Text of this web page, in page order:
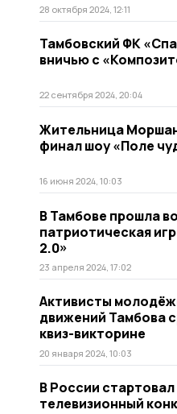
28 октября 2024, 12:11
Тамбовский ФК
вничью с
22 сентября 2024, 20:04
Жительница
финал шоу «Поле
16 июня 2024, 10:03
В Тамбове прошла
патриотическая
2.0»
23 апреля 2024, 17:02
Активисты
движений Тамбова
квиз-викторине
20 января 2024, 10:03
В России стартовал
телевизионный